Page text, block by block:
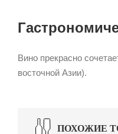
Вино прекрасно
восточной Азии).
ПОХОЖИЕ